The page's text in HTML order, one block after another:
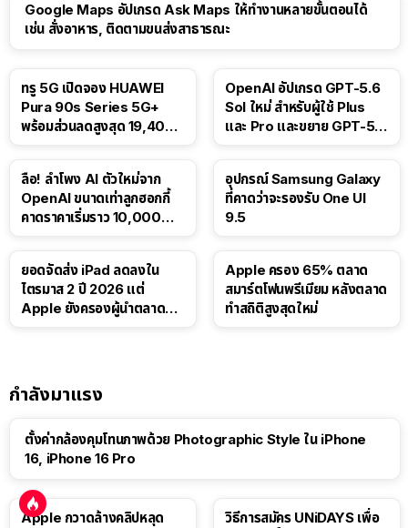
Google Maps อัปเกรด Ask Maps ให้ทำงานหลายขั้นตอนได้
เช่น สั่งอาหาร, ติดตามขนส่งสาธารณะ
ทรู 5G เปิดจอง HUAWEI
Pura 90s Series 5G+
พร้อมส่วนลดสูงสุด 19,400
OpenAI อัปเกรด GPT-5.6
Sol ใหม่ สำหรับผู้ใช้ Plus
และ Pro และขยาย GPT-5.6
ลือ! ลำโพง AI ตัวใหม่จาก
OpenAI ขนาดเท่าลูกฮอกกี้
คาดราคาเริ่มราว 10,000
อุปกรณ์ Samsung Galaxy
ที่คาดว่าจะรองรับ One UI
9.5
ยอดจัดส่ง iPad ลดลงใน
ไตรมาส 2 ปี 2026 แต่
Apple ยังครองผู้นำตลาด
Apple ครอง 65% ตลาด
สมาร์ตโฟนพรีเมียม หลังตลาด
ทำสถิติสูงสุดใหม่
กำลังมาแรง
ตั้งค่ากล้องคุมโทนภาพด้วย Photographic Style ใน iPhone
16, iPhone 16 Pro
Apple กวาดล้างคลิปหลุด
วิธีการสมัคร UNiDAYS เพื่อ